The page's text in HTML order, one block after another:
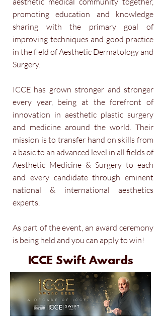
promoting education and knowledge
sharing with the primary goal of
improving techniques and good practice
in the field of Aesthetic Dermatology and
Surgery.
ICCE has grown stronger and stronger
every year, being at the forefront of
innovation in aesthetic plastic surgery
and medicine around the world. Their
mission is to transfer hand on skills from
a basic to an advanced level in all fields of
Aesthetic Medicine & Surgery to each
and every candidate through eminent
national & international aesthetics
experts.
As part of the event, an award ceremony
is being held and you can apply to win!
ICCE Swift Awards